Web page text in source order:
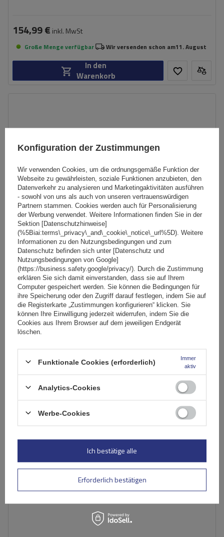
154,99 € inkl. MwSt
Große Menge verfügbar Wir versenden schon am11. August
In den
Warenkorb
Mont Blanc AMC AERO 5416-AE52 Aluminium-
Dachgepäckträger
245,39 €inkl. MwSt
Große Menge verfügbar Wir versenden schon am11. August
Konfiguration der Zustimmungen
Wir verwenden Cookies, um die ordnungsgemäße Funktion der
Webseite zu gewährleisten, soziale Funktionen anzubieten, den
Datenverkehr zu analysieren und Marketingaktivitäten ausführen
- sowohl von uns als auch von unseren vertrauenswürdigen
Partnern stammen. Cookies werden auch für Personalisierung
der Werbung verwendet. Weitere Informationen finden Sie in der
Sektion [Datenschutzhinweise]
(%5Biai:terms\_privacy\_and\_cookie\_notice\_url%5D). Weitere
Informationen zu den Nutzungsbedingungen und zum
Datenschutz befinden sich unter [Datenschutz und
Nutzungsbedingungen von Google]
(https://business.safety.google/privacy/). Durch die Zustimmung
erklären Sie sich damit einverstanden, dass sie auf Ihrem
Computer gespeichert werden. Sie können die Bedingungen für
ihre Speicherung oder den Zugriff darauf festlegen, indem Sie auf
die Registerkarte „Zustimmungen konfigurieren“ klicken. Sie
können Ihre Einwilligung jederzeit widerrufen, indem Sie die
Cookies aus Ihrem Browser auf dem jeweiligen Endgerät
löschen.
Funktionale Cookies (erforderlich)
Immer
aktiv
Analytics-Cookies
Werbe-Cookies
Erforderlich bestätigen
Ich bestätige alle